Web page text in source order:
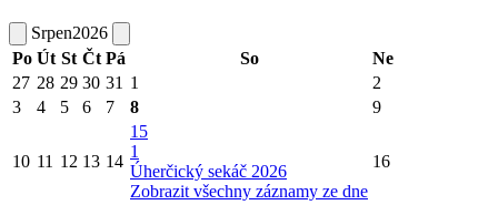
Srpen2026
Po Út St Čt Pá So
Ne
27 28 29 30 31 1
2
3
4 5 6 7 8 9
10 11 12 13 14
15
1
Úherčický sekáč 2026
Zobrazit všechny záznamy ze dne
16